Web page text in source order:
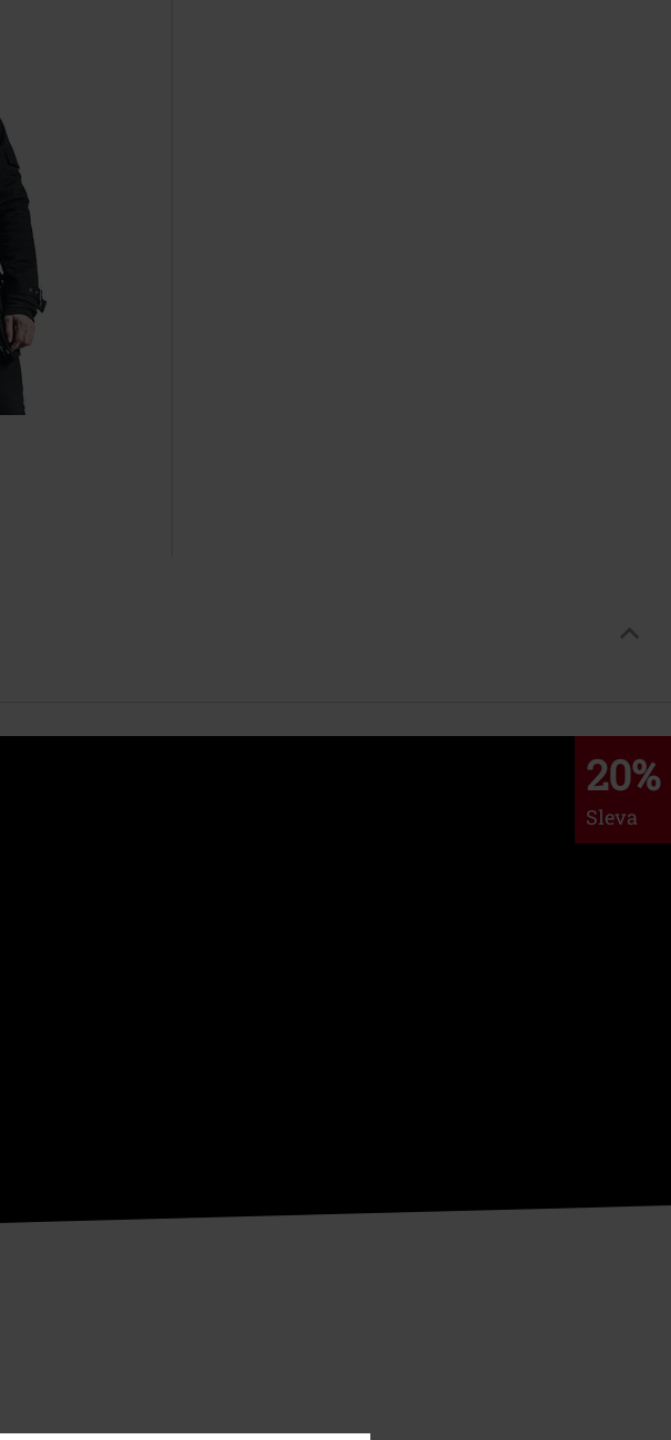
20%
Sleva